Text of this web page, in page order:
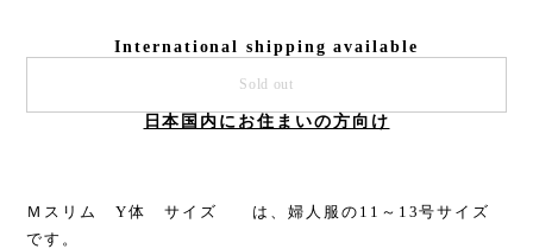
International shipping available
Sold out
日本国内にお住まいの方向け
Ｍスリム Y体 サイズ は、婦人服の11～13号サイズ
です。